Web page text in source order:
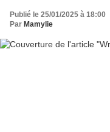
Publié le 25/01/2025 à 18:00
Par Mamylie